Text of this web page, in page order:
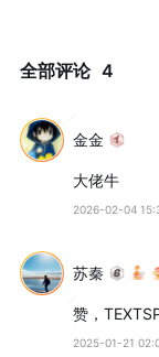
全部评论 4
金金
大佬牛
2026-02-04
苏秦
赞，
2025-01-21